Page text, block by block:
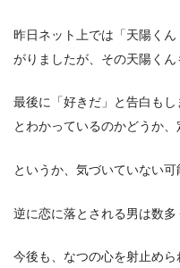
昨日ネット上では「天陽く
がりましたが、その天陽くん
最後に「好きだ」と告白も
とわかっているのかどうか、
というか、気づいていない可
逆に恋に落とされる男は数多
今後も、なつの心を射止め